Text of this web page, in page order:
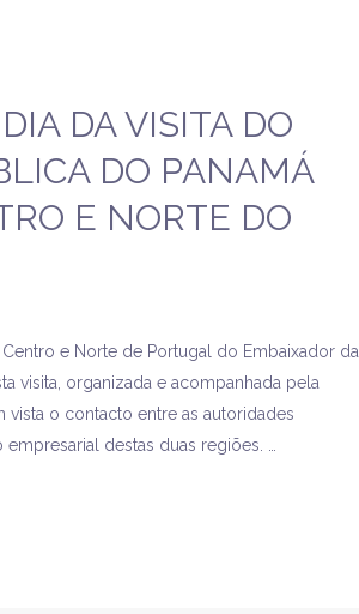
DA VISITA DO
DO PANAMÁ
E NORTE DO
e Norte de Portugal do Embaixador da
visita, organizada e acompanhada pela
vista o contacto entre as autoridades
destas duas regiões. …